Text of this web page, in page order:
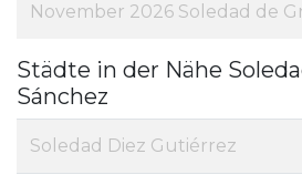
November 2026 Soledad de
Städte in der Nähe
Sánchez
Soledad Diez Gutiérrez